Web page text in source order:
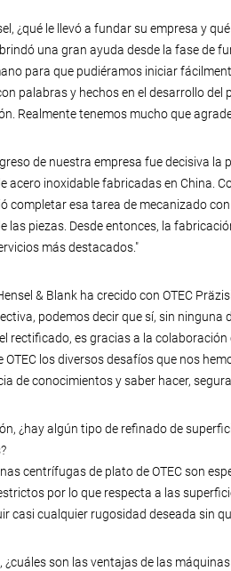
¿qué le llevó a fundar su empresa y
brindó una gran ayuda desde la fase de
para que pudiéramos iniciar
palabras y hechos en el desarrollo
Realmente tenemos mucho que
de nuestra empresa fue decisiva
acero inoxidable fabricadas en China.
completar esa tarea de mecanizado
las piezas. Desde entonces, la
más destacados."
& Blank ha crecido con OTEC
podemos decir que sí, sin
rectificado, es gracias a la
OTEC los diversos desafíos que nos
de conocimientos y saber hacer,
¿hay algún tipo de refinado de
centrífugas de plato de OTEC son
por lo que respecta a las
casi cualquier rugosidad deseada sin
¿cuáles son las ventajas de las